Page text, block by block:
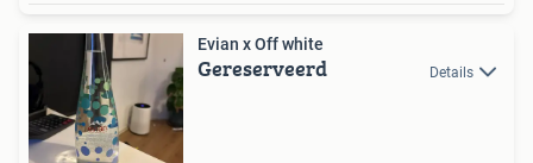
Evian x Off white
Gereserveerd Details